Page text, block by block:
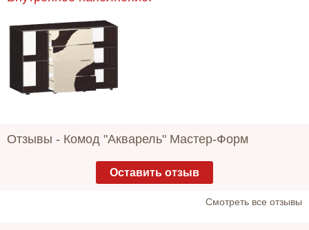
Отзывы - Комод "Акварель" Мастер-Форм
Оставить отзыв
Cмотреть все отзывы